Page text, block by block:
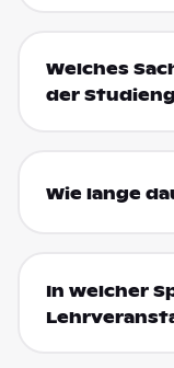
Welches
der
Wie lange
In welcher